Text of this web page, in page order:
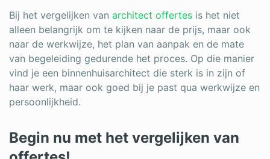
Bij het vergelijken van architect offertes is het niet
alleen belangrijk om te kijken naar de prijs, maar ook
naar de werkwijze, het plan van aanpak en de mate
van begeleiding gedurende het proces. Op die manier
vind je een binnenhuisarchitect die sterk is in zijn of
haar werk, maar ook goed bij je past qua werkwijze en
persoonlijkheid.
Begin nu met het vergelijken van